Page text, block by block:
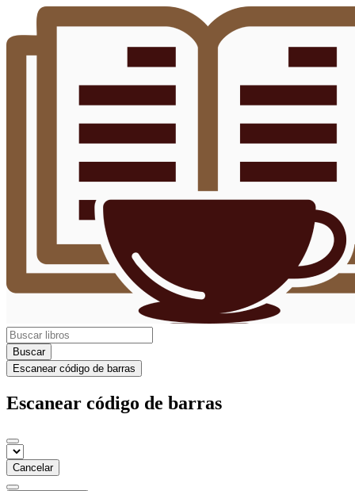
Buscar
Escanear código de barras
Escanear código de barras
Cancelar